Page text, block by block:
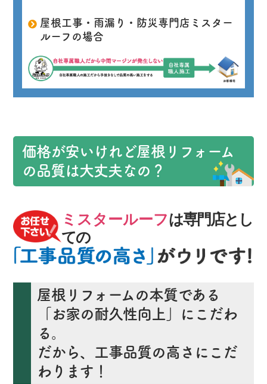
屋根工事・雨漏り・防災専門店ミスター
ルーフの場合
価格が安いけれど屋根リフォーム
の品質は大丈夫なの？
ミスタールーフは専門店とし
ての
屋根リフォームの本質である
「お家の耐久性向上」にこだわ
る。
だから、工事品質の高さにこだ
わります！